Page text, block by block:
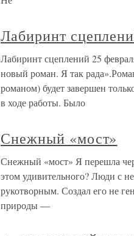
Лабиринт
Лабиринт сцеплений 25
новый роман. Я так
романом) будет завершен
в ходе работы. Было
Снежный «мост»
Снежный «мост» Я перешла
этом удивительного? Люди с
рукотворным. Создал его не
природы —